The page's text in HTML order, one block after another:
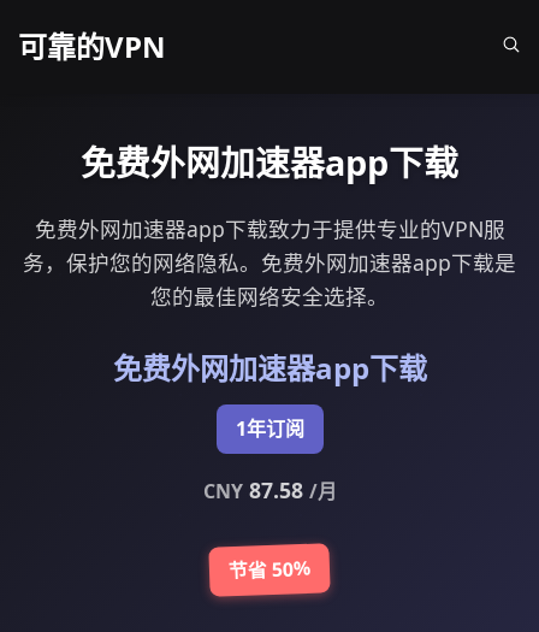
可靠的VPN
免费外网加速器app下载
免费外网加速器app下载致力于提供专业的VPN服
务，保护您的网络隐私。免费外网加速器app下载是
您的最佳网络安全选择。
免费外网加速器app下载
1年订阅
CNY87.58 /月
节省 50%